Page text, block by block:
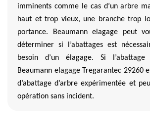
imminents comme le cas d’un arbre
haut et trop vieux, une branche trop
portance. Beaumann elagage peut
déterminer si l’abattages est
besoin d’un élagage. Si l’abattage
Beaumann elagage Tregarantec 29260
d’abattage d’arbre expérimentée et
opération sans incident.